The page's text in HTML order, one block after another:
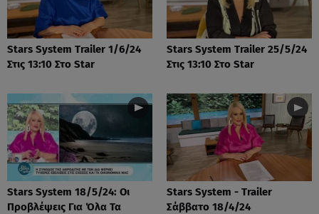
Stars System Trailer 1/6/24
Στις 13:10 Στο Star
Stars System Trailer 25/5/24
Στις 13:10 Στο Star
Stars System 18/5/24: Οι
Προβλέψεις Για Όλα Τα
Stars System - Trailer
Σάββατο 18/4/24